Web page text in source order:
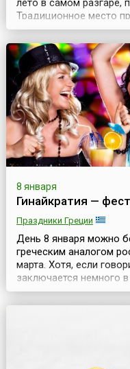
лето в самом разгаре,
Традиционное место
(Gualeguaychú). Это
яркие и шумные
двух
страны (Carnival of the
8 января
Гинайкратия —
Праздники Греции
День 8 января можно
греческим аналогом
марта. Хотя, если
заключается немного
преимущественно в
Μονοκκλησιά), а также
северной части
Гинайкратия (греч.